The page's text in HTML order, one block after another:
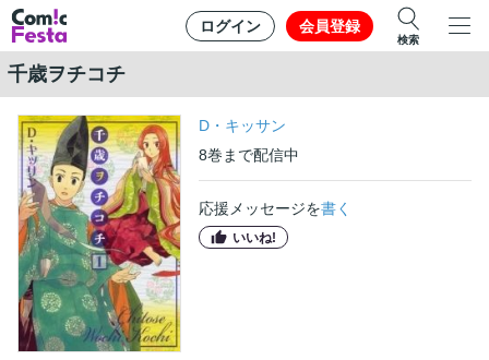
ログイン 会員登録
検索
千歳ヲチコチ
D・キッサン
8巻 まで配信中
応援メッセージを書く
いいね!